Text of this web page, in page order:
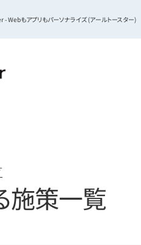
- Webもアプリもパーソナライズ (アールトースター)
施策一覧